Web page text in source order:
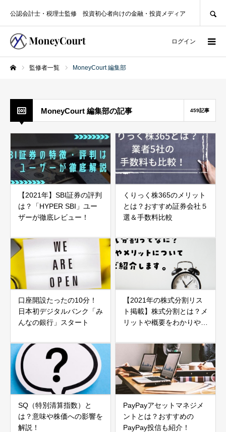
公認会計士・税理士監修 投資初心者向けの金融・投資メディア
ログイン
監修者一覧 MoneyCourt 編集部
MoneyCourt 編集部の記事 459記事
【2021年】SBI証券の評判
は？「HYPER SBI」ユー
ザーが徹底レビュー！
くりっく株365のメリット
とは？おすすめ証券会社５
選＆手数料比較
口座開設たったの10分！
日本初デジタルバンク「み
んなの銀行」スタート
【2021年の株式分割リス
ト掲載】株式分割とは？メ
リットや概要をわかりやす
SQ（特別清算指数）と
は？意味や株価への影響を
解説！
PayPayアセットマネジメ
ントとは？おすすめの
PayPay投信も紹介！